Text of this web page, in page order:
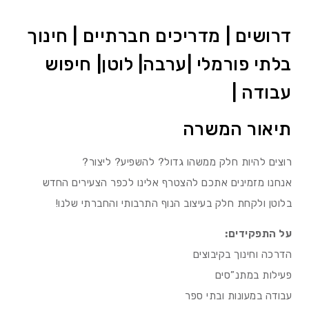
דרושים | מדריכים חברתיים | חינוך
בלתי פורמלי |ערבה| לוטן| חיפוש
עבודה |
תיאור המשרה
רוצים להיות חלק ממשהו גדול? להשפיע? ליצור?
אנחנו מזמינים אתכם להצטרף אלינו לכפר הצעירים החדש
בלוטן ולקחת חלק בעיצוב הנוף התרבותי והחברתי שלנו!
על התפקידים:
הדרכה וחינוך בקיבוצים
פעילות במתנ”סים
עבודה במעונות ובתי ספר